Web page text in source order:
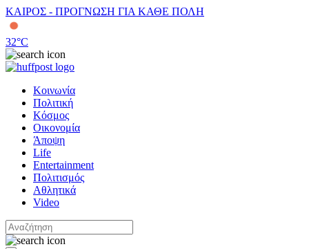
ΚΑΙΡΟΣ - ΠΡΟΓΝΩΣΗ ΓΙΑ ΚΑΘΕ ΠΟΛΗ
32°C
Κοινωνία
Πολιτική
Κόσμος
Οικονομία
Άποψη
Life
Entertainment
Πολιτισμός
Αθλητικά
Video